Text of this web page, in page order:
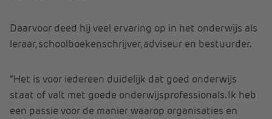
Daarvoor deed hij veel ervaring op in het onderwijs als
leraar, schoolboekenschrijver, adviseur en bestuurder.
“Het is voor iedereen duidelijk dat goed onderwijs
staat of valt met goede onderwijsprofessionals. Ik heb
een passie voor de manier waarop organisaties en